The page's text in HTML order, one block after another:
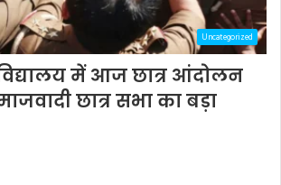
Uncategorized
में आज छात्र आंदोलन
छात्र सभा का बड़ा